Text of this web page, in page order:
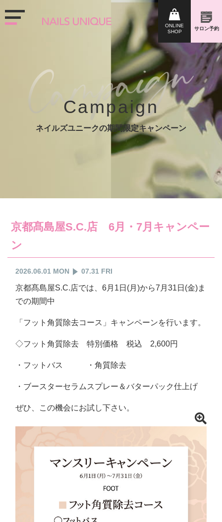
Campaign
ネイルズユニークの期間限定キャンペーン
京都髙島屋S.C.店 6月・7月キャンペー
ン
2026.06.01 MON 07.31 FRI
京都髙島屋S.C.店では、6月1日(月)から7月31日(金)ま
での期間中
「フット角質除去コース」キャンペーンを行います。
◇フット角質除去 特別価格 税込 2,600円
・フットバス ・角質除去
・ブースターセラムスプレー＆バターパック仕上げ
ぜひ、この機会にお試し下さい。